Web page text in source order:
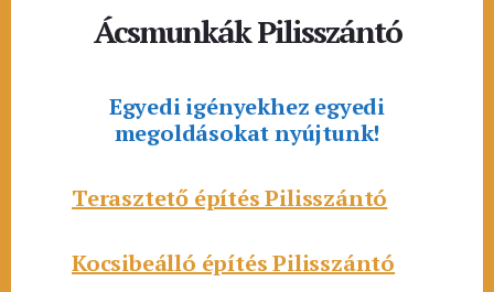
Ácsmunkák Pilisszántó
Egyedi igényekhez egyedi
megoldásokat nyújtunk!
Terasztető építés Pilisszántó
Kocsibeálló építés Pilisszántó